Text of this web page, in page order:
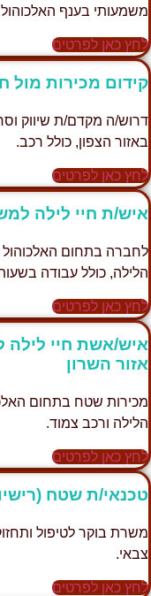
משמעותי בענף
לחץ כאן לפרטים
קידום מכירות מול
דרוש/ה מקדם/ת שיווק
באזור הצפון, כולל רכב.
לחץ כאן לפרטים
איש/ת חיי לילה
לחברה בתחום האלכוהול
הלילה, כולל עבודה
לחץ כאן לפרטים
איש/אשת חיי
אזור השרון
הלילה ורכב צמוד.
לחץ כאן לפרטים
טכנאי/ת שטח
משרת בוקר לטיפול
צבאי.
לחץ כאן לפרטים